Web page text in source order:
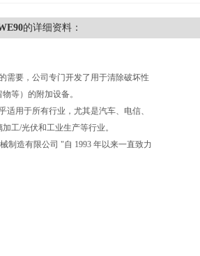
的详细资料：
需要，公司专门开发了用于清除破坏性
等）的附加设备。
用于所有行业，尤其是汽车、电信、
工/光伏和工业生产等行业。
制造有限公司 "自 1993 年以来一直致力